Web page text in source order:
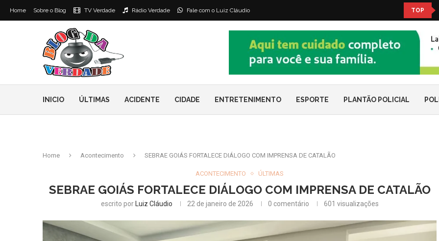
Home Sobre o Blog TV Verdade Rádio Verdade Fale com o Luiz Cláudio TOP
INICIO ÚLTIMAS ACIDENTE CIDADE ENTRETENIMENTO ESPORTE PLANTÃO POLICIAL
Home Acontecimento SEBRAE GOIÁS FORTALECE DIÁLOGO COM IMPRENSA DE CATALÃO
ACONTECIMENTO ÚLTIMAS
SEBRAE GOIÁS FORTALECE DIÁLOGO COM IMPRENSA DE CATALÃO
escrito por Luiz Cláudio 22 de janeiro de 2026 0 comentário 601 visualizações